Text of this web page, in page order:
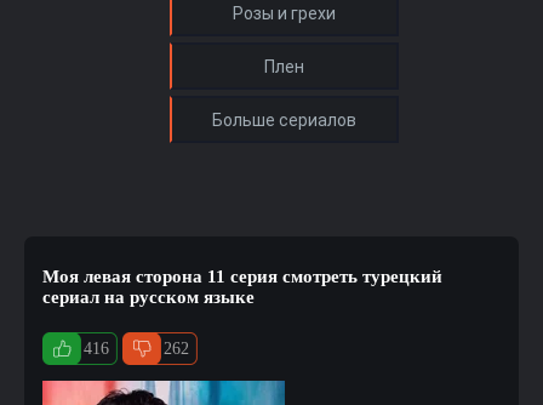
Моя левая сторона 11 серия смотреть турецкий
сериал на русском языке
416 262